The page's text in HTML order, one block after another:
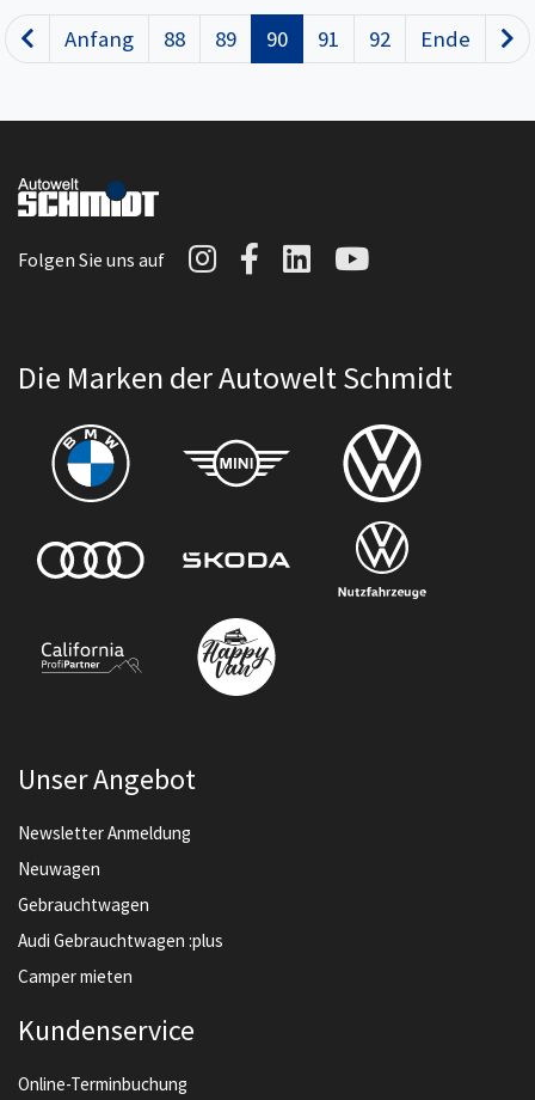
Zurück
Anfang 88 89 90 91 92 Ende
Folgen Sie uns auf Autowelt Schmidt auf
Autowelt Schmidt
AutoweltAutowelt
Die Marken der Autowelt Schmidt
Unser Angebot
Newsletter Anmeldung
Neuwagen
Gebrauchtwagen
Audi Gebrauchtwagen :plus
Camper mieten
Kundenservice
Online-Terminbuchung